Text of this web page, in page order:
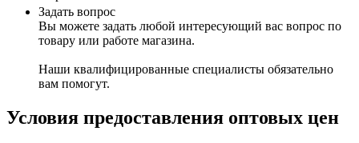
Задать вопрос
Вы можете задать любой интересующий вас вопрос по
товару или работе магазина.
Наши квалифицированные специалисты обязательно
вам помогут.
Условия предоставления оптовых цен